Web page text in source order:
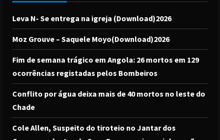
Leva N- Se entrega na igreja (Download)2026
Moz Grouve – Saquele Moyo(Download)2026
Fim de semana trágico em Angola: 26 mortos em 129
ocorrências registadas pelos Bombeiros
Conflito por água deixa mais de 40 mortos no leste do
Chade
Cole Allen, Suspeito do tiroteio no Jantar dos